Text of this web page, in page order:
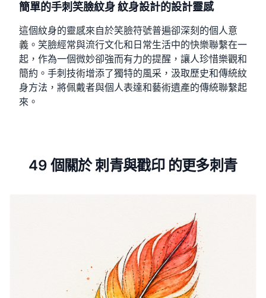
簡單的手刺笑臉紋身 紋身設計的設計靈感
這個紋身的靈感來自於笑臉符號普遍卻深刻的個人意
義。笑臉經常與流行文化和日常生活中的快樂聯繫在一
起，作為一個微妙卻強而有力的提醒，讓人珍惜樂觀和
簡約。手刺技術增添了獨特的風采，汲取歷史和傳統紋
身方法，將佩戴者與個人表達和藝術遺產的傳統聯繫起
來。
49 個關於 刺青與戳印 的更多刺青